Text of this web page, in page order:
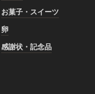
お菓子・スイーツ
卵
感謝状・記念品